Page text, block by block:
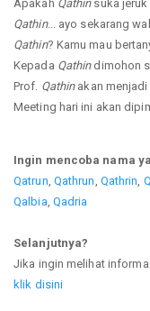
Apakah Qathinsuka jeruk
Qathin... ayo sekarang
Qathin? Kamu mau
Kepada Qathindimohon
Prof. Qathinakan menjadi
Meeting hari ini akan
Ingin mencoba nama
Qatrun Qathrun Qathrin
Qalbia Qadria
Selanjutnya?
Jika ingin melihat
klik disini